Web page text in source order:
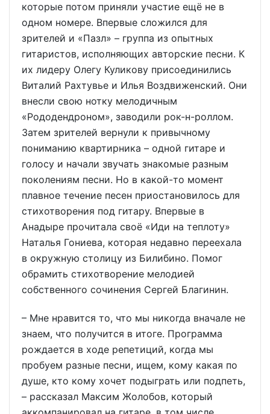
которые потом приняли участие ещё не в
одном номере. Впервые сложился для
зрителей и «Пазл» – группа из опытных
гитаристов, исполняющих авторские песни. К
их лидеру Олегу Куликову присоединились
Виталий Рахтувье и Илья Воздвиженский. Они
внесли свою нотку мелодичным
«Рододендроном», заводили рок-н-роллом.
Затем зрителей вернули к привычному
пониманию квартирника – одной гитаре и
голосу и начали звучать знакомые разным
поколениям песни. Но в какой-то момент
плавное течение песен приостановилось для
стихотворения под гитару. Впервые в
Анадыре прочитала своё «Иди на теплоту»
Наталья Гониева, которая недавно переехала
в окружную столицу из Билибино. Помог
обрамить стихотворение мелодией
собственного сочинения Сергей Благинин.
– Мне нравится то, что мы никогда вначале не
знаем, что получится в итоге. Программа
рождается в ходе репетиций, когда мы
пробуем разные песни, ищем, кому какая по
душе, кто кому хочет подыграть или подпеть,
– рассказал Максим Жолобов, который